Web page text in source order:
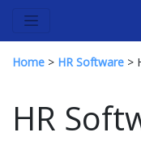
Home > HR Software >
HR